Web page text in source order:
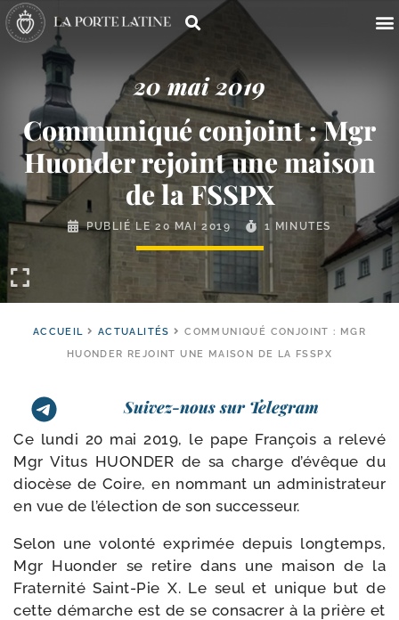
20 mai 2019
Communiqué conjoint : Mgr
Huonder rejoint une maison
de la FSSPX
PUBLIÉ LE 20 MAI 2019 1 MINUTES
ACCUEIL ACTUALITÉS
COMMUNIQUÉ CONJOINT : MGR
HUONDER REJOINT UNE MAISON DE LA FSSPX
Suivez-nous sur Telegram
Ce lun­di 20 mai 2019, le pape François a rele­vé
Mgr Vitus HUONDER de sa charge d’évêque du
dio­cèse de Coire, en nom­mant un admi­nis­tra­teur
en vue de l’élection de son successeur.
Selon une volon­té expri­mée depuis long­temps,
Mgr Huonder se retire dans une mai­son de la
Fraternité Saint-​Pie X. Le seul et unique but de
cette démarche est de se consa­crer à la prière et